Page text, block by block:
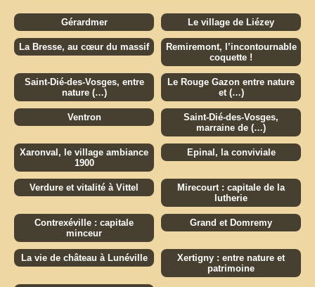
Gérardmer Le village de Liézey
La Bresse, au cœur du massif
Remiremont, l’incontournable
coquette !
Saint-Dié-des-Vosges, entre
nature (…)
Le Rouge Gazon entre nature
et (…)
Ventron
Saint-Dié-des-Vosges,
marraine de (…)
Xaronval, le village ambiance
1900
Epinal, la conviviale
Verdure et vitalité à Vittel
Mirecourt : capitale de la
lutherie
Contrexéville : capitale
minceur
Grand et Domremy
La vie de château à Lunéville
Xertigny : entre nature et
patrimoine